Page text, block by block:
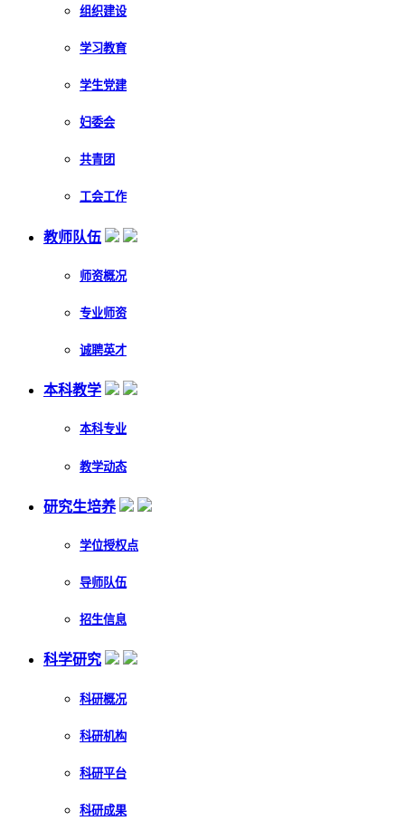
组织建设
学习教育
学生党建
妇委会
共青团
工会工作
教师队伍
师资概况
专业师资
诚聘英才
本科教学
本科专业
教学动态
研究生培养
学位授权点
导师队伍
招生信息
科学研究
科研概况
科研机构
科研平台
科研成果